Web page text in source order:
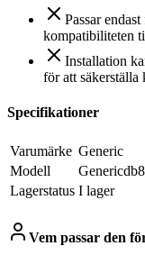
Passar
kompatibiliteten
Installation
för att säkerställa
Specifikationer
Varumärke Generic
Modell
Lagerstatus I lager
Vem passar den